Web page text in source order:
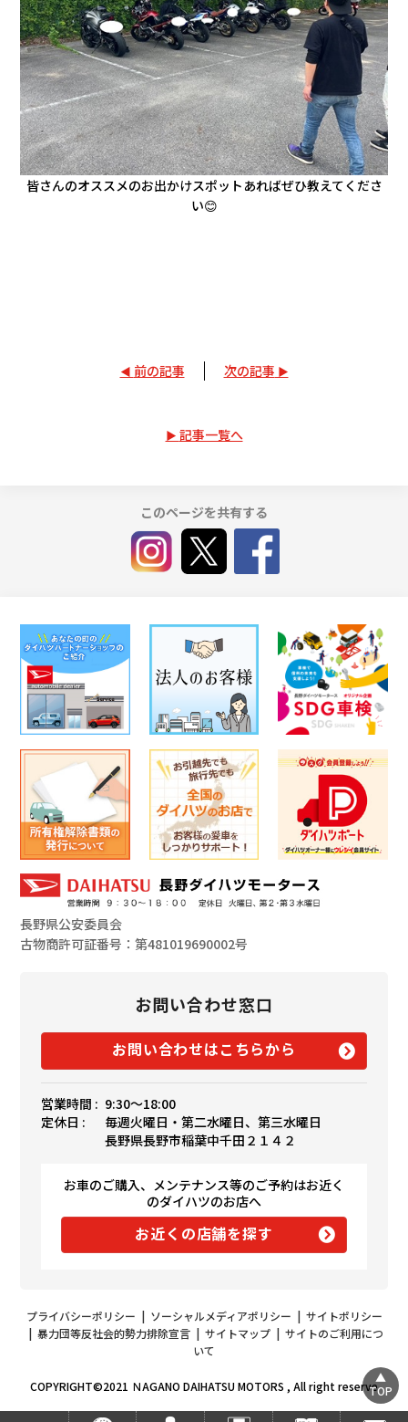
皆さんのオススメのお出かけスポットあればぜひ教えてくださ
い😊
前の記事 次の記事
記事一覧へ
このページを共有する
長野県公安委員会
古物商許可証番号：第481019690002号
お問い合わせ窓口
お問い合わせはこちらから
営業時間 : 9:30〜18:00
定休日 :
毎週火曜日・第二水曜日、第三水曜日
長野県長野市稲葉中千田２１４２
お車のご購入、メンテナンス等のご予約はお近く
のダイハツのお店へ
お近くの店舗を探す
プライバシーポリシー | ソーシャルメディアポリシー | サイトポリシー
| 暴力団等反社会的勢力排除宣言| サイトマップ| サイトのご利用につ
いて
COPYRIGHT©2021 ＮAGANO DAIHATSU MOTORS , All right reserveTOP